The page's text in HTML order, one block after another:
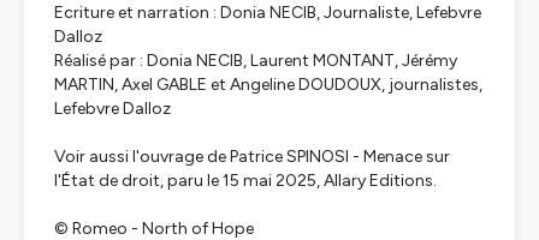
Ecriture et narration : Donia NECIB, Journaliste, Lefebvre
Dalloz
Réalisé par : Donia NECIB, Laurent MONTANT, Jérémy
MARTIN, Axel GABLE et Angeline DOUDOUX, journalistes,
Lefebvre Dalloz
Voir aussi l'ouvrage de Patrice SPINOSI - Menace sur
l'État de droit, paru le 15 mai 2025, Allary Editions.
© Romeo - North of Hope